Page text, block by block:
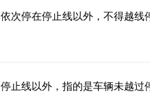
依次停在停止线以外，不得越线
停止线以外，指的是车辆未越过